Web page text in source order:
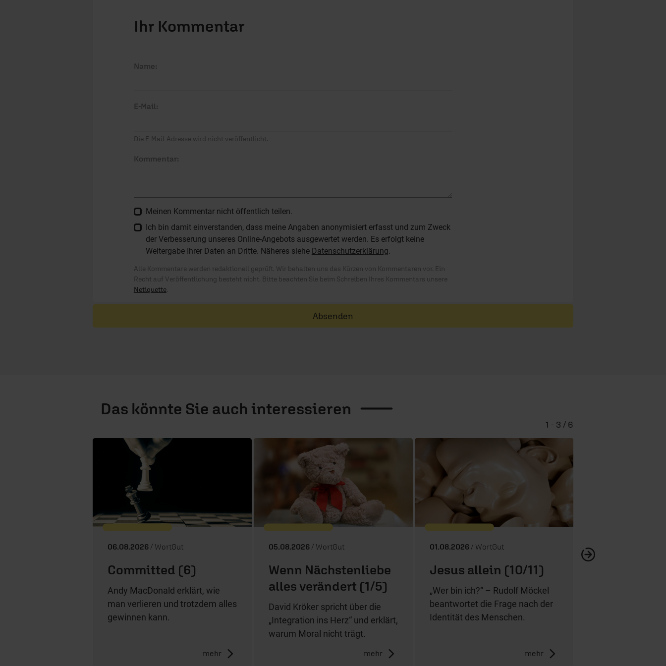
Ihr Kommentar
Name:
E-Mail:
Die E-Mail-Adresse wird nicht veröffentlicht.
Kommentar:
Meinen Kommentar nicht öffentlich teilen.
Ich bin damit einverstanden, dass meine Angaben anonymisiert erfasst und zum Zweck
der Verbesserung unseres Online-Angebots ausgewertet werden. Es erfolgt keine
Weitergabe Ihrer Daten an Dritte. Näheres siehe Datenschutzerklärung.
Alle Kommentare werden redaktionell geprüft. Wir behalten uns das Kürzen von Kommentaren vor. Ein
Recht auf Veröffentlichung besteht nicht. Bitte beachten Sie beim Schreiben Ihres Kommentars unsere
Netiquette.
Absenden
Das könnte Sie auch interessieren
06.08.2026 / WortGut
Committed (6)
Andy MacDonald erklärt, wie
man verlieren und trotzdem alles
gewinnen kann.
mehr
05.08.2026 / WortGut
Wenn Nächstenliebe
alles verändert (1/5)
David Kröker spricht über die
„Integration ins Herz“ und erklärt,
warum Moral nicht trägt.
mehr
01.08.2026 / WortGut
Jesus allein (10/11)
„Wer bin ich?“ – Rudolf Möckel
beantwortet die Frage nach der
Identität des Menschen.
mehr
1 - 3 / 6